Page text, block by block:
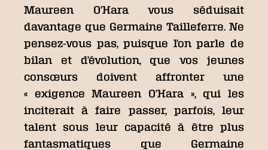
Maureen O’Hara vous séduisait
davantage que Germaine Tailleferre. Ne
pensez-vous pas, puisque l’on parle de
bilan et d’évolution, que vos jeunes
consœurs doivent affronter une
« exigence Maureen O’Hara », qui les
inciterait à faire passer, parfois, leur
talent sous leur capacité à être plus
fantasmatiques que Germaine